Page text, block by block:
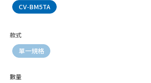
捕蚊燈
掛燙機、熨斗
除毛球機、縫紉機
電話、對講機
CV-BM5TA
款式
單一規格
數量